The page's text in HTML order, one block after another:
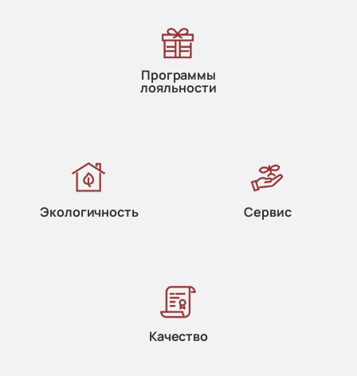
Программы
лояльности
Экологичность Сервис
Качество